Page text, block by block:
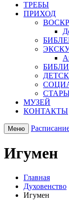
ТРЕБЫ
ПРИХОД
МУЗЕЙ
КОНТАКТЫ
Меню
Игумен
Главная
Духовенство
Игумен